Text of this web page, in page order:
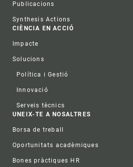
Publicacions
Synthesis Actions
CIÈNCIA EN ACCIÓ
Impacte
Solucions
Política i Gestió
Innovació
Serveis tècnics
UNEIX-TE A NOSALTRES
Borsa de treball
Oportunitats acadèmiques
Bones pràctiques HR